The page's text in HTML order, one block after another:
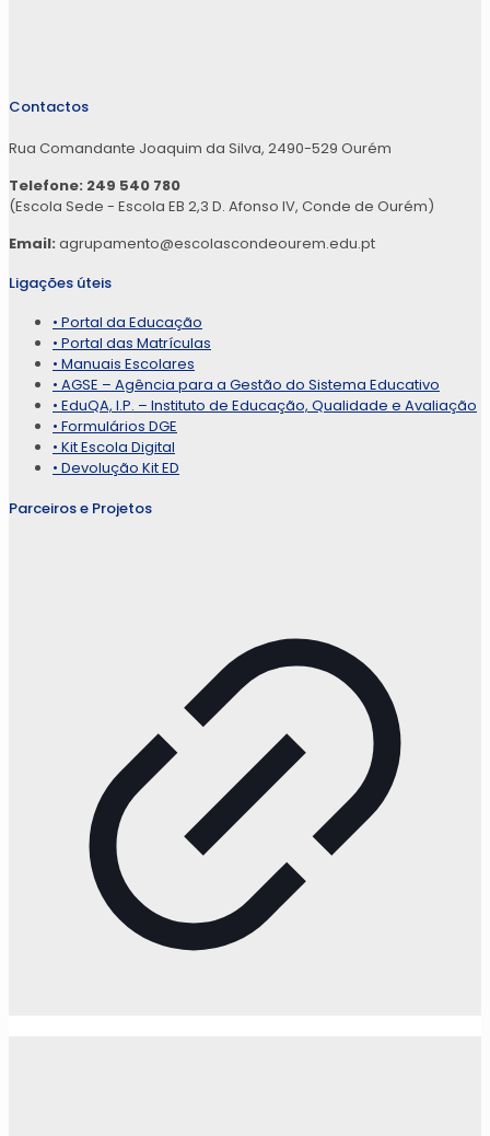
Contactos
Rua Comandante Joaquim da Silva, 2490-529 Ourém
Telefone: 249 540 780
(Escola Sede - Escola EB 2,3 D. Afonso IV, Conde de Ourém)
Email: agrupamento@escolascondeourem.edu.pt
Ligações úteis
• Portal da Educação
• Portal das Matrículas
• Manuais Escolares
• AGSE – Agência para a Gestão do Sistema Educativo
• EduQA, I.P. – Instituto de Educação, Qualidade e Avaliação
• Formulários DGE
• Kit Escola Digital
• Devolução Kit ED
Parceiros e Projetos